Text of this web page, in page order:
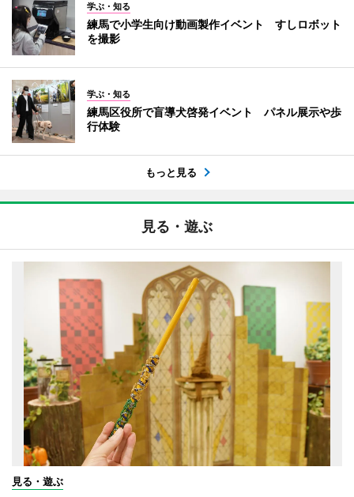
学ぶ・知る
練馬で小学生向け動画製作イベント すしロボット
を撮影
学ぶ・知る
練馬区役所で盲導犬啓発イベント パネル展示や歩
行体験
もっと見る
見る・遊ぶ
見る・遊ぶ